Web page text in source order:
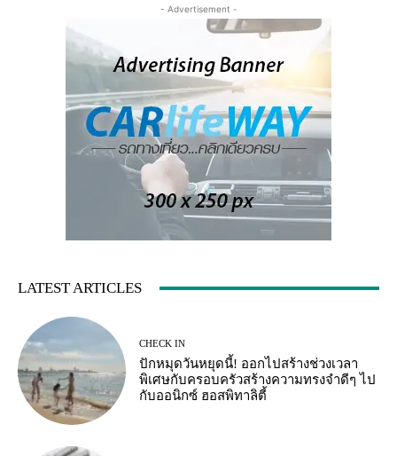
- Advertisement -
LATEST ARTICLES
CHECK IN
ปักหมุดวันหยุดนี้! ออกไปสร้างช่วงเวลา
พิเศษกับครอบครัวสร้างความทรงจำดีๆ ไป
กับออนิกซ์ ฮอสพิทาลิตี้